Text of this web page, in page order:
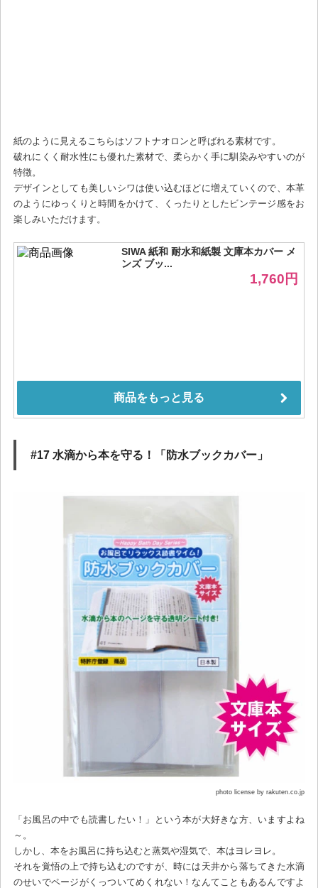
紙のように見えるこちらはソフトナオロンと呼ばれる素材です。
破れにくく耐水性にも優れた素材で、柔らかく手に馴染みやすいのが
特徴。
デザインとしても美しいシワは使い込むほどに増えていくので、本革
のようにゆっくりと時間をかけて、くったりとしたビンテージ感をお
楽しみいただけます。
#17 水滴から本を守る！「防水ブックカバー」
photo license by rakuten.co.jp
「お風呂の中でも読書したい！」という本が大好きな方、いますよね
～。
しかし、本をお風呂に持ち込むと蒸気や湿気で、本はヨレヨレ。
それを覚悟の上で持ち込むのですが、時には天井から落ちてきた水滴
のせいでページがくっついてめくれない！なんてこともあるんですよ